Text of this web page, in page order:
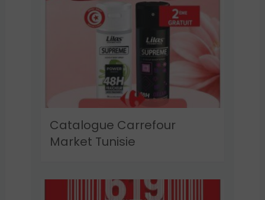
Catalogue Carrefour
Market Tunisie